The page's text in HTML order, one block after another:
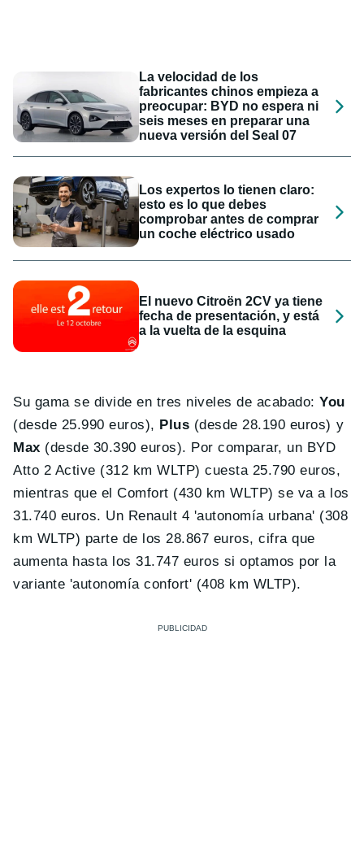
La velocidad de los
fabricantes chinos empieza a
preocupar: BYD no espera ni
seis meses en preparar una
nueva versión del Seal 07
Los expertos lo tienen claro:
esto es lo que debes
comprobar antes de comprar
un coche eléctrico usado
El nuevo Citroën 2CV ya tiene
fecha de presentación, y está
a la vuelta de la esquina
Su gama se divide en tres niveles de acabado:You
(desde 25.990 euros), Plus (desde 28.190 euros) y
Max (desde 30.390 euros). Por comparar, un BYD
Atto 2 Active (312 km WLTP) cuesta 25.790 euros,
mientras que el Comfort (430 km WLTP) se va a los
31.740 euros. Un Renault 4 'autonomía urbana' (308
km WLTP) parte de los 28.867 euros, cifra que
aumenta hasta los 31.747 euros si optamos por la
variante 'autonomía confort' (408 km WLTP).